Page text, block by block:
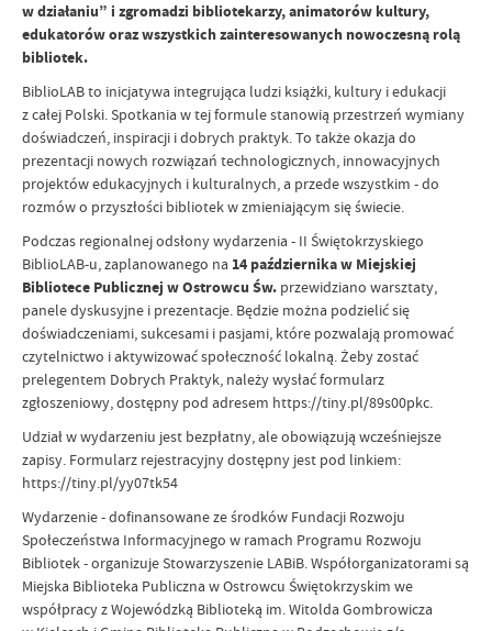
w działaniu” i zgromadzi bibliotekarzy, animatorów kultury,
edukatorów oraz wszystkich zainteresowanych nowoczesną rolą
bibliotek.
BiblioLAB to inicjatywa integrująca ludzi książki, kultury i edukacji
z całej Polski. Spotkania w tej formule stanowią przestrzeń wymiany
doświadczeń, inspiracji i dobrych praktyk. To także okazja do
prezentacji nowych rozwiązań technologicznych, innowacyjnych
projektów edukacyjnych i kulturalnych, a przede wszystkim - do
rozmów o przyszłości bibliotek w zmieniającym się świecie.
Podczas regionalnej odsłony wydarzenia - II Świętokrzyskiego
BiblioLAB-u, zaplanowanego na 14 października w Miejskiej
Bibliotece Publicznej w Ostrowcu Św. przewidziano warsztaty,
panele dyskusyjne i prezentacje. Będzie można podzielić się
doświadczeniami, sukcesami i pasjami, które pozwalają promować
czytelnictwo i aktywizować społeczność lokalną. Żeby zostać
prelegentem Dobrych Praktyk, należy wysłać formularz
zgłoszeniowy, dostępny pod adresem https://tiny.pl/89s00pkc.
Udział w wydarzeniu jest bezpłatny, ale obowiązują wcześniejsze
zapisy. Formularz rejestracyjny dostępny jest pod linkiem:
https://tiny.pl/yy07tk54
Wydarzenie - dofinansowane ze środków Fundacji Rozwoju
Społeczeństwa Informacyjnego w ramach Programu Rozwoju
Bibliotek - organizuje Stowarzyszenie LABiB. Współorganizatorami są
Miejska Biblioteka Publiczna w Ostrowcu Świętokrzyskim we
współpracy z Wojewódzką Biblioteką im. Witolda Gombrowicza